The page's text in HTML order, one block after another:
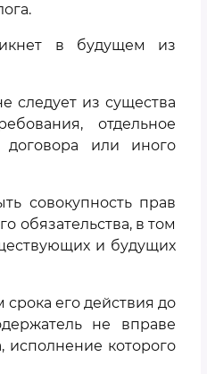
в будущем из
следует из существа
отдельное
или иного
совокупность прав
обязательства, в том
и будущих
его действия до
не вправе
исполнение которого